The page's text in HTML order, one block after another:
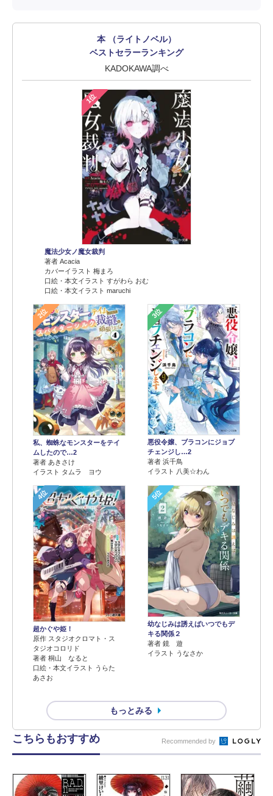
本 （ライトノベル）
ベストセラーランキング
KADOKAWA調べ
1位
魔法少女ノ魔女裁判
著者 Acacia
カバーイラスト 梅まろ
口絵・本文イラスト すがわら おむ
口絵・本文イラスト maruchi
2位
私、蜘蛛なモンスターをテイ
ムしたので…2
著者 あきさけ
イラスト タムラ ヨウ
3位
悪役令嬢、ブラコンにジョブ
チェンジし…2
著者 浜千鳥
イラスト 八美☆わん
4位
超かぐや姫！
原作 スタジオクロマト・ス
タジオコロリド
著者 桐山 なると
口絵・本文イラスト うらた
あさお
5位
幼なじみは誘えばいつでもデ
キる関係２
著者 鏡 遊
イラスト うなさか
もっとみる
こちらもおすすめ Recommended by